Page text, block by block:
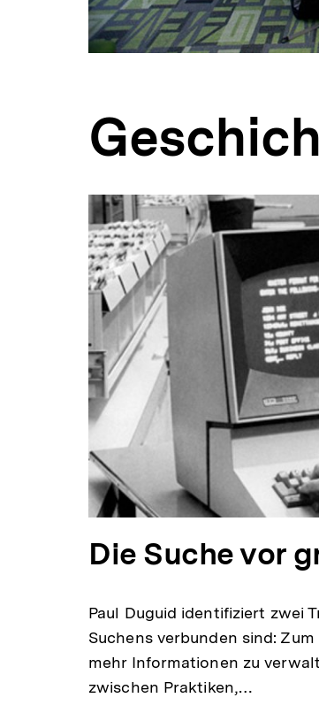
Die Suche vor
Paul Duguid identifiziert zwei
Suchens verbunden sind:
mehr Informationen zu
zwischen Praktiken,…